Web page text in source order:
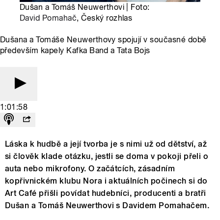
Dušan a Tomáš Neuwerthovi | Foto:
David Pomahač, Český rozhlas
Dušana a Tomáše Neuwerthovy spojují v současné době
především kapely Kafka Band a Tata Bojs
1:01:58
Láska k hudbě a její tvorba je s nimi už od dětství, až
si člověk klade otázku, jestli se doma v pokoji přeli o
auta nebo mikrofony. O začátcích, zásadním
kopřivnickém klubu Nora i aktuálních počinech si do
Art Café přišli povídat hudebníci, producenti a bratři
Dušan a Tomáš Neuwerthovi s Davidem Pomahačem.